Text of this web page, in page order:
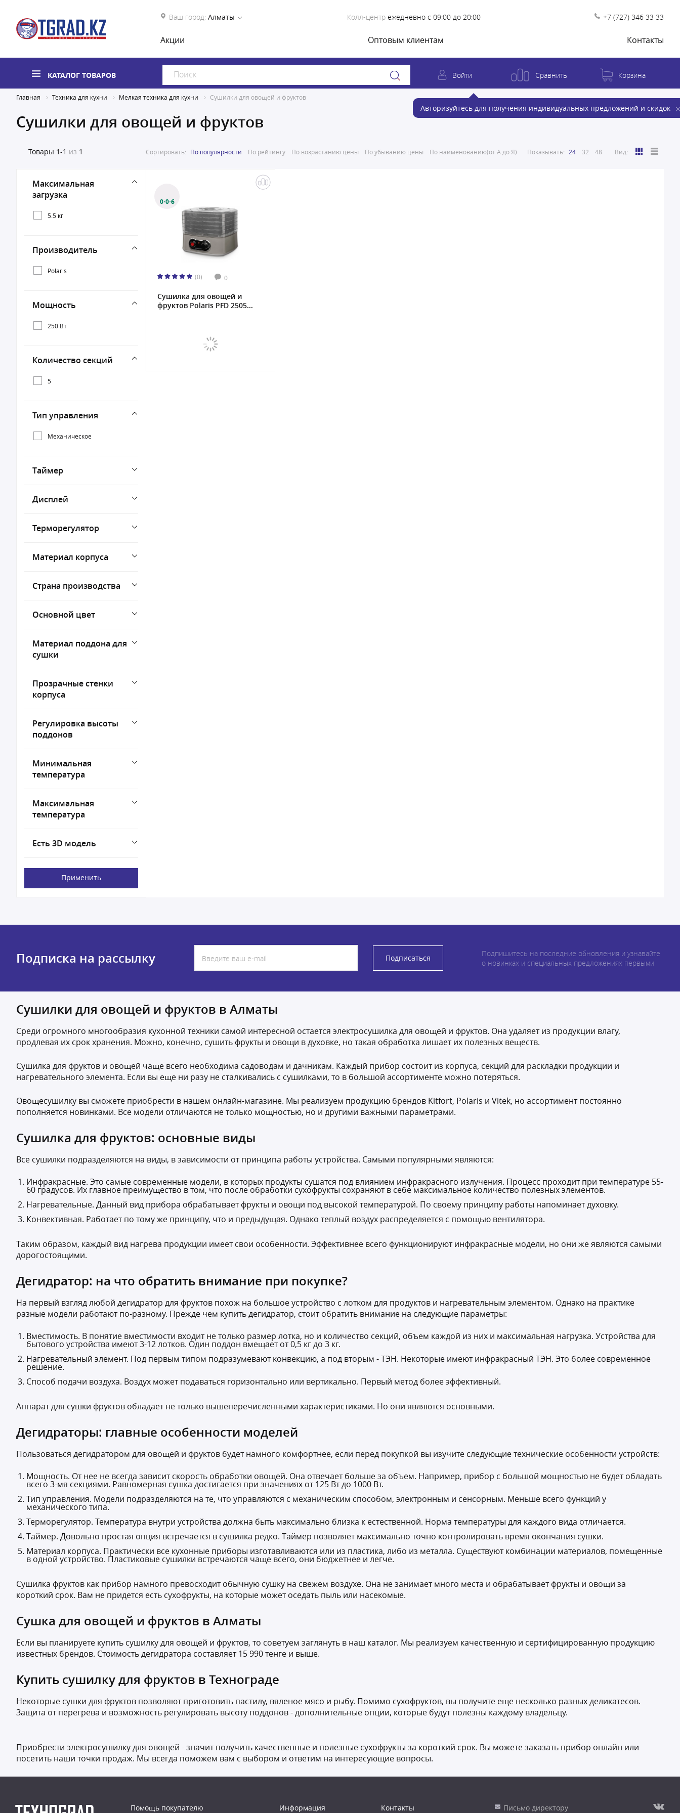
Ваш город: Алматы Колл-центр ежедневно с 09:00 до 20:00 +7 (727) 346 33 33
Акции Оптовым клиентам Контакты
КАТАЛОГ ТОВАРОВ Войти
Авторизуйтесь для получения индивидуальных предложений и скидок
Сравнить Корзина
Главная Техника для кухни Мелкая техника для кухни Сушилки для овощей и фруктов
Сушилки для овощей и фруктов
Товары 1-1 из 1 Сортировать: По популярности По рейтингу По возрастанию цены По убыванию цены По наименованию(от А до Я) Показывать: 24 32 48 Вид:
Максимальная
загрузка
5.5 кг
Производитель
Polaris
Мощность
250 Вт
Количество секций
5
Тип управления
Механическое
Таймер
Дисплей
Терморегулятор
Материал корпуса
Страна производства
Основной цвет
Материал поддона для
сушки
Прозрачные стенки
корпуса
Регулировка высоты
поддонов
Минимальная
температура
Максимальная
температура
Есть 3D модель
Применить
0·0·6
(0) 0
Сушилка для овощей и
фруктов Polaris PFD 2505...
Подписка на рассылку Подписаться
Подпишитесь на последние обновления и узнавайте
о новинках и специальных предложениях первыми
Сушилки для овощей и фруктов в Алматы
Среди огромного многообразия кухонной техники самой интересной остается электросушилка для овощей и фруктов. Она удаляет из продукции влагу,
продлевая их срок хранения. Можно, конечно, сушить фрукты и овощи в духовке, но такая обработка лишает их полезных веществ.
Сушилка для фруктов и овощей чаще всего необходима садоводам и дачникам. Каждый прибор состоит из корпуса, секций для раскладки продукции и
нагревательного элемента. Если вы еще ни разу не сталкивались с сушилками, то в большой ассортименте можно потеряться.
Овощесушилку вы сможете приобрести в нашем онлайн-магазине. Мы реализуем продукцию брендов Kitfort, Polaris и Vitek, но ассортимент постоянно
пополняется новинками. Все модели отличаются не только мощностью, но и другими важными параметрами.
Сушилка для фруктов: основные виды
Все сушилки подразделяются на виды, в зависимости от принципа работы устройства. Самыми популярными являются:
Инфракрасные. Это самые современные модели, в которых продукты сушатся под влиянием инфракрасного излучения. Процесс проходит при температуре 55-
60 градусов. Их главное преимущество в том, что после обработки сухофрукты сохраняют в себе максимальное количество полезных элементов.
Нагревательные. Данный вид прибора обрабатывает фрукты и овощи под высокой температурой. По своему принципу работы напоминает духовку.
Конвективная. Работает по тому же принципу, что и предыдущая. Однако теплый воздух распределяется с помощью вентилятора.
Таким образом, каждый вид нагрева продукции имеет свои особенности. Эффективнее всего функционируют инфракрасные модели, но они же являются самыми
дорогостоящими.
Дегидратор: на что обратить внимание при покупке?
На первый взгляд любой дегидратор для фруктов похож на большое устройство с лотком для продуктов и нагревательным элементом. Однако на практике
разные модели работают по-разному. Прежде чем купить дегидратор, стоит обратить внимание на следующие параметры:
Вместимость. В понятие вместимости входит не только размер лотка, но и количество секций, объем каждой из них и максимальная нагрузка. Устройства для
бытового устройства имеют 3-12 лотков. Один поддон вмещает от 0,5 кг до 3 кг.
Нагревательный элемент. Под первым типом подразумевают конвекцию, а под вторым - ТЭН. Некоторые имеют инфракрасный ТЭН. Это более современное
решение.
Способ подачи воздуха. Воздух может подаваться горизонтально или вертикально. Первый метод более эффективный.
Аппарат для сушки фруктов обладает не только вышеперечисленными характеристиками. Но они являются основными.
Дегидраторы: главные особенности моделей
Пользоваться дегидратором для овощей и фруктов будет намного комфортнее, если перед покупкой вы изучите следующие технические особенности устройств:
Мощность. От нее не всегда зависит скорость обработки овощей. Она отвечает больше за объем. Например, прибор с большой мощностью не будет обладать
всего 3-мя секциями. Равномерная сушка достигается при значениях от 125 Вт до 1000 Вт.
Тип управления. Модели подразделяются на те, что управляются с механическим способом, электронным и сенсорным. Меньше всего функций у
механического типа.
Терморегулятор. Температура внутри устройства должна быть максимально близка к естественной. Норма температуры для каждого вида отличается.
Таймер. Довольно простая опция встречается в сушилка редко. Таймер позволяет максимально точно контролировать время окончания сушки.
Материал корпуса. Практически все кухонные приборы изготавливаются или из пластика, либо из металла. Существуют комбинации материалов, помещенные
в одной устройство. Пластиковые сушилки встречаются чаще всего, они бюджетнее и легче.
Сушилка фруктов как прибор намного превосходит обычную сушку на свежем воздухе. Она не занимает много места и обрабатывает фрукты и овощи за
короткий срок. Вам не придется есть сухофрукты, на которые может оседать пыль или насекомые.
Сушка для овощей и фруктов в Алматы
Если вы планируете купить сушилку для овощей и фруктов, то советуем заглянуть в наш каталог. Мы реализуем качественную и сертифицированную продукцию
известных брендов. Стоимость дегидратора составляет 15 990 тенге и выше.
Купить сушилку для фруктов в Технограде
Некоторые сушки для фруктов позволяют приготовить пастилу, вяленое мясо и рыбу. Помимо сухофруктов, вы получите еще несколько разных деликатесов.
Защита от перегрева и возможность регулировать высоту поддонов - дополнительные опции, которые будут полезны каждому владельцу.
Приобрести электросушилку для овощей - значит получить качественные и полезные сухофрукты за короткий срок. Вы можете заказать прибор онлайн или
посетить наши точки продаж. Мы всегда поможем вам с выбором и ответим на интересующие вопросы.
Помощь покупателю Информация Контакты Письмо директору